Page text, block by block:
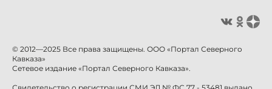
© 2012—2025 Все права защищены. ООО «Портал Северного
Кавказа»
Сетевое издание «Портал Северного Кавказа».